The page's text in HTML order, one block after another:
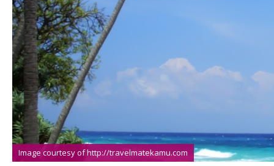
Image courtesy of http://travelmatekamu.com